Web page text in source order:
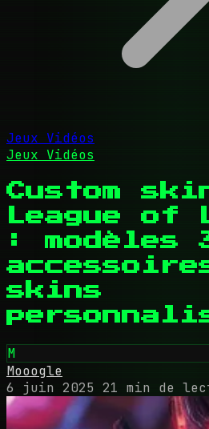
Jeux Vidéos
Jeux Vidéos
Custom
League of
: modèles
skins
M
Mooogle
6 juin 2025 21 min de